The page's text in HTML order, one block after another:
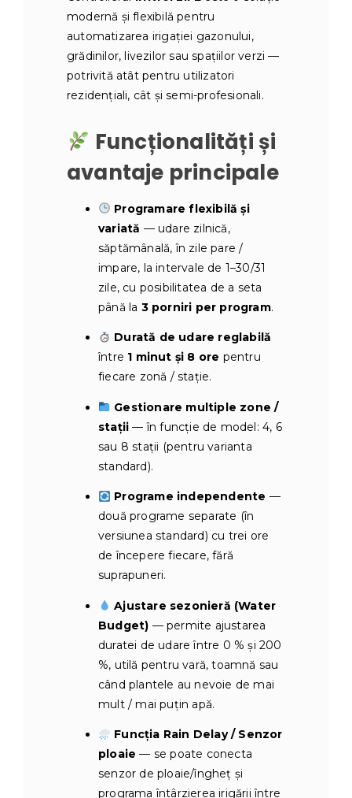
modernă și flexibilă pentru
automatizarea irigației gazonului,
grădinilor, livezilor sau spațiilor verzi —
potrivită atât pentru utilizatori
rezidențiali, cât și semi-profesionali.
Funcționalități și
avantaje principale
Programare flexibilă și
variată — udare zilnică,
săptămânală, în zile pare /
impare, la intervale de 1–30/31
zile, cu posibilitatea de a seta
până la 3 porniri per program.
Durată de udare reglabilă
între 1 minut și 8 ore pentru
fiecare zonă / stație.
Gestionare multiple zone /
stații — în funcție de model: 4, 6
sau 8 stații (pentru varianta
standard).
Programe independente —
două programe separate (în
versiunea standard) cu trei ore
de începere fiecare, fără
suprapuneri.
Ajustare sezonieră (Water
Budget) — permite ajustarea
duratei de udare între 0 % și 200
%, utilă pentru vară, toamnă sau
când plantele au nevoie de mai
mult / mai puțin apă.
Funcția Rain Delay / Senzor
ploaie — se poate conecta
senzor de ploaie/îngheț și
programa întârzierea irigării între